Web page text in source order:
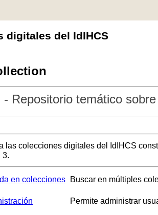
digitales del IdIHCS
- Repositorio temático
las colecciones digitales del IdIHCS
3.
en colecciones Buscar en múltiples
Permite administrar